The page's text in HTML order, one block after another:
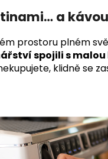
a
prostoru plném
spojili s
klidně se